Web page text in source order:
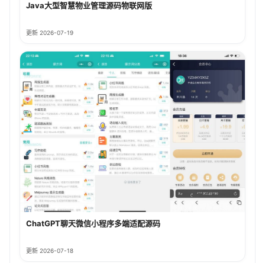
Java大型智慧物业管理源码物联网版
更新 2026-07-19
ChatGPT聊天微信小程序多端适配源码
更新 2026-07-18